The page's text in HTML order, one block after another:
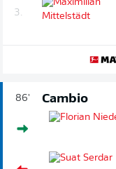
3.
86' Cambio